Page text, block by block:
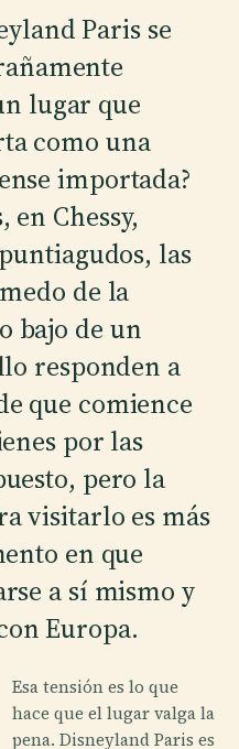
Paris se
lugar que
como una
importada?
en Chessy,
las
de la
bajo de un
responden a
que comience
por las
pero la
visitarlo es más
en que
a sí mismo y
Europa.
Esa tensión es lo que
hace que el lugar valga la
pena. Disneyland Paris es